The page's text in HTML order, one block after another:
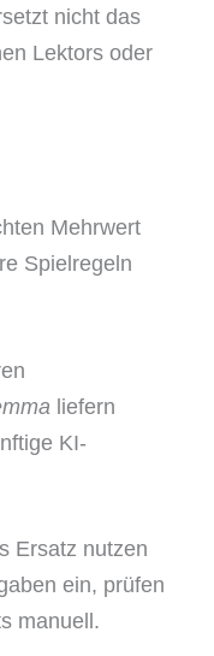
nicht das
Lektors oder
Mehrwert
Spielregeln
liefern
KI-
Ersatz nutzen
ein, prüfen
manuell.